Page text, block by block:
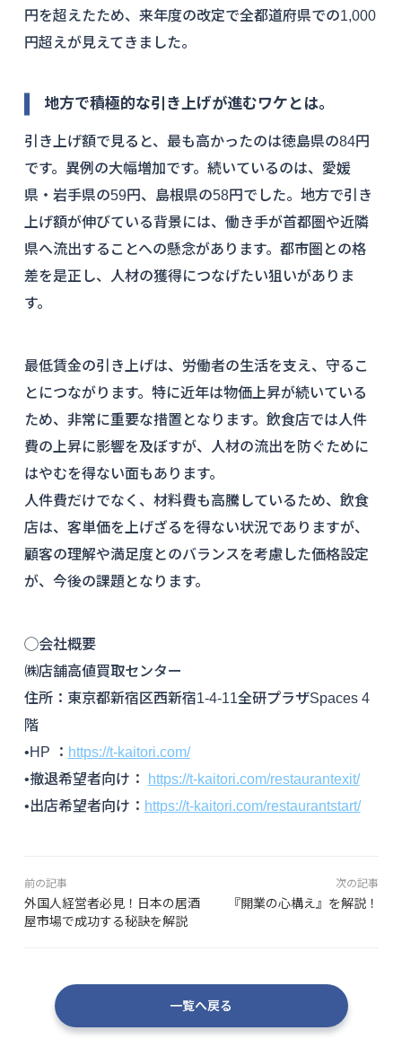
円を超えたため、来年度の改定で全都道府県での1,000
円超えが見えてきました。
地方で積極的な引き上げが進むワケとは。
引き上げ額で見ると、最も高かったのは徳島県の84円
です。異例の大幅増加です。続いているのは、愛媛
県・岩手県の59円、島根県の58円でした。地方で引き
上げ額が伸びている背景には、働き手が首都圏や近隣
県へ流出することへの懸念があります。都市圏との格
差を是正し、人材の獲得につなげたい狙いがありま
す。
最低賃金の引き上げは、労働者の生活を支え、守るこ
とにつながります。特に近年は物価上昇が続いている
ため、非常に重要な措置となります。飲食店では人件
費の上昇に影響を及ぼすが、人材の流出を防ぐために
はやむを得ない面もあります。
人件費だけでなく、材料費も高騰しているため、飲食
店は、客単価を上げざるを得ない状況でありますが、
顧客の理解や満足度とのバランスを考慮した価格設定
が、今後の課題となります。
◯会社概要
㈱店舗高値買取センター
住所：東京都新宿区西新宿1-4-11全研プラザSpaces 4
階
•HP ： https://t-kaitori.com/
•撤退希望者向け：
https://t-kaitori.com/restaurantexit/
•出店希望者向け： https://t-kaitori.com/restaurantstart/
前の記事
外国人経営者必見！日本の居酒
屋市場で成功する秘訣を解説
次の記事
『開業の心構え』を解説！
一覧へ戻る